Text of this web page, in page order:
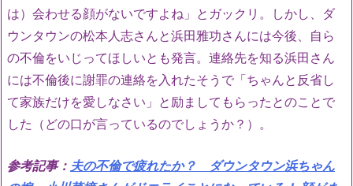
は）会わせる顔がないですよね」とガックリ。しかし、ダ
ウンタウンの松本人志さんと浜田雅功さんには今後、自ら
の不倫をいじってほしいとも発言。連絡先を知る浜田さん
には不倫後に謝罪の連絡を入れたそうで「ちゃんと反省し
て家族だけを愛しなさい」と励ましてもらったとのことで
した（どの口が言っているのでしょうか？）。
参考記事： 夫の不倫で疲れたか？ ダウンタウン浜ちゃん